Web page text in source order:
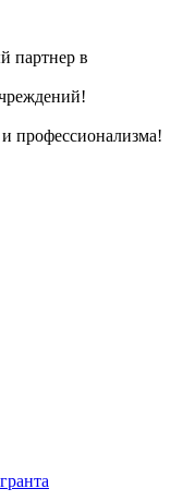
партнер в
профессионализма!